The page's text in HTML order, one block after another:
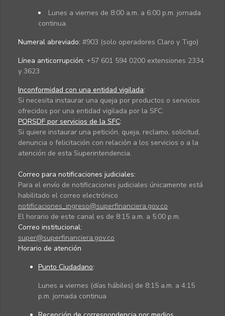
Lunes a viernes de 8:00 a.m. a 6:00 p.m. jornada
continua.
Numeral abreviado: #903 (solo operadores Claro y Tigo)
Línea anticorrupción: +57 601 594 0200 extensiones 2334
y 3623
Inconformidad con una entidad vigilada:
Si necesita instaurar una queja por productos o servicios
ofrecidos por una entidad vigilada por la SFC.
PQRSDF por servicios de la SFC:
Si quiere instaurar una petición, queja, reclamo, solicitud,
denuncia o felicitación con relación a los servicios o a la
atención de esta Superintendencia.
Correo para notificaciones judiciales:
Para el envío de notificaciones judiciales únicamente está
habilitado el correo electrónico
notificaciones_ingreso@superfinanciera.gov.co
El horario de este canal es de 8:15 a.m. a 5:00 p.m.
Correo institucional:
super@superfinanciera.gov.co
Horario de atención
Punto Ciudadano:
Lunes a viernes (días hábiles) de 8:15 a.m. a 4:15
p.m. jornada continua